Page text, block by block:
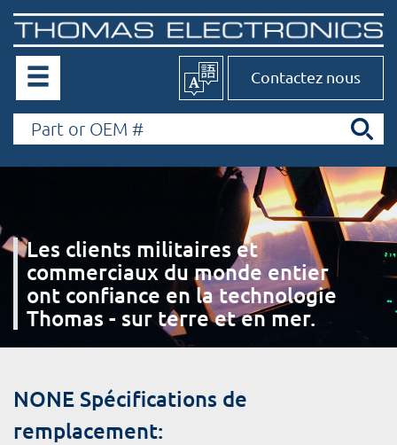
Contactez nous
Les clients militaires et
commerciaux du monde entier
ont confiance en la technologie
Thomas - sur terre et en mer.
NONE Spécifications de
remplacement: